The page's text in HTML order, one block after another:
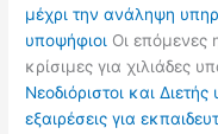
μέχρι την ανάληψη
υποψήφιοι Οι επόμενες
κρίσιμες για χιλιάδες
Νεοδιόριστοι και
εξαιρέσεις για